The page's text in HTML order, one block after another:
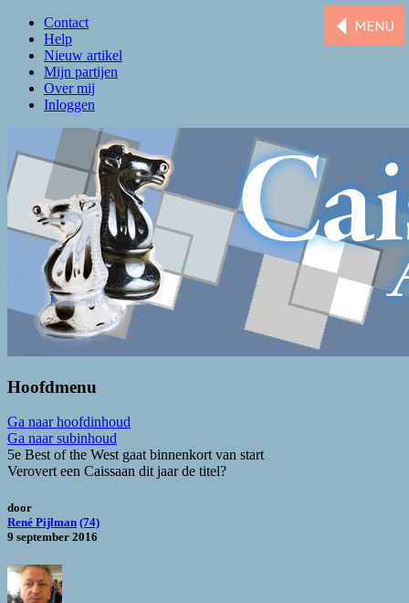
Contact
Help
Nieuw artikel
Mijn partijen
Over mij
Inloggen
Caissa Amsterdam
De levendigste schaakclub van Amsterdam
Hoofdmenu
Ga naar hoofdinhoud
Ga naar subinhoud
5e Best of the West gaat binnenkort van start
Verovert een Caissaan dit jaar de titel?
door
René Pijlman (74)
9 september 2016